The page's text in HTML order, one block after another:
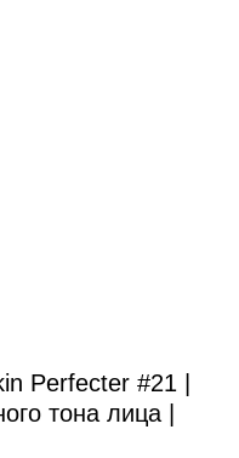
Perfecter #21 |
тона лица |